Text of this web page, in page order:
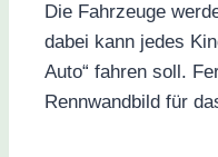
Die Fahrzeuge
dabei kann jedes
Auto“ fahren soll.
Rennwandbild für